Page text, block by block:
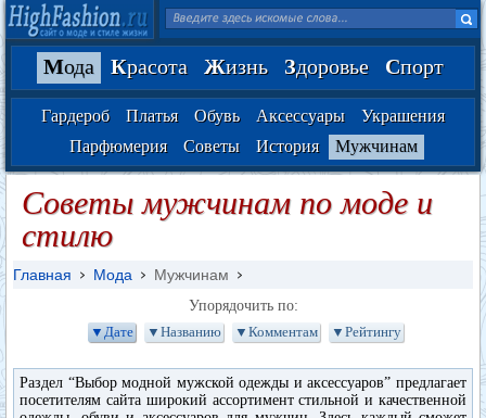
Мода Красота Жизнь Здоровье Спорт
Гардероб Платья Обувь Аксессуары
Украшения
Парфюмерия
Советы История Мужчинам
Советы мужчинам по моде и
стилю
Главная Мода Мужчинам
Упорядочить по:
▼Дате
▼Названию ▼Комментам ▼Рейтингу
Раздел “Выбор модной мужской одежды и аксессуаров” предлагает
посетителям сайта широкий ассортимент стильной и качественной